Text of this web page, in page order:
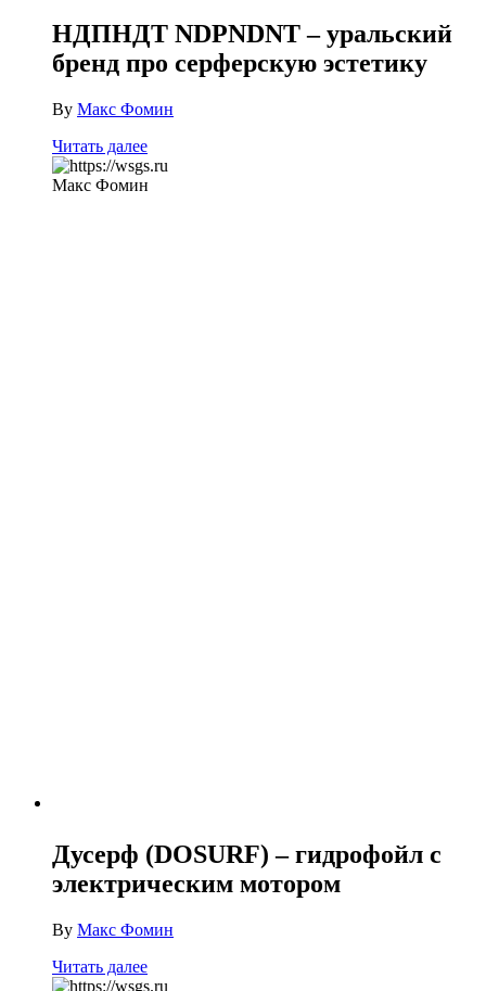
НДПНДТ NDPNDNT – уральский
бренд про серферскую эстетику
By Макс Фомин
Читать далее
Макс Фомин
Дусерф (DOSURF) – гидрофойл с
электрическим мотором
By Макс Фомин
Читать далее